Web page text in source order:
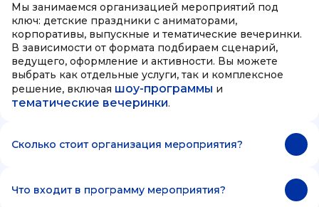
Мы занимаемся организацией мероприятий под
ключ: детские праздники с аниматорами,
корпоративы, выпускные и тематические вечеринки.
В зависимости от формата подбираем сценарий,
ведущего, оформление и активности. Вы можете
выбрать как отдельные услуги, так и комплексное
решение, включая шоу-программы и
тематические вечеринки.
Сколько стоит организация мероприятия?
Что входит в программу мероприятия?